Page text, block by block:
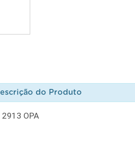
do Produto
2913 OPA